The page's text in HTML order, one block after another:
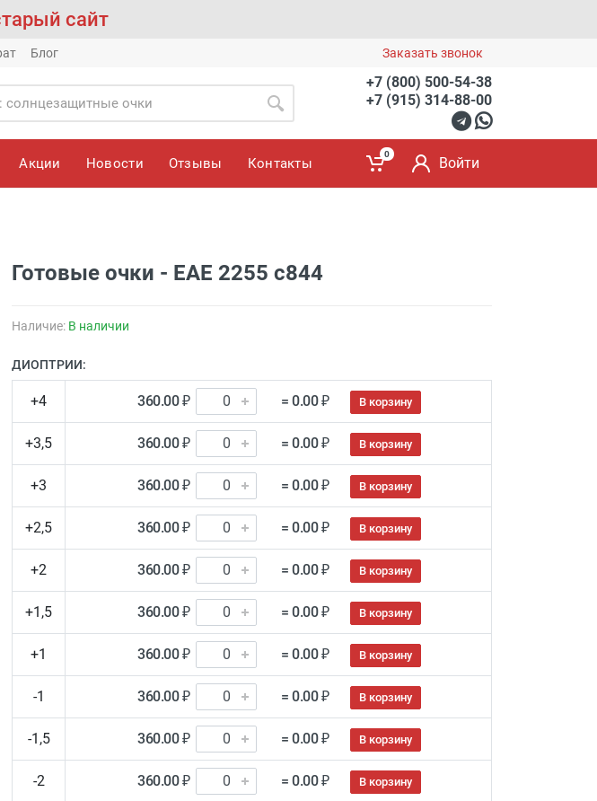
сайт
Блог Заказать звонок
+7 (800) 500-54-38
+7 (915) 314-88-00
Акции Новости Отзывы Контакты
0
Войти
Готовые очки - EAE 2255 c844
Наличие: В наличии
ДИОПТРИИ:
+4 360.00 ₽ = 0.00 ₽ В корзину
+3,5 360.00 ₽ = 0.00 ₽ В корзину
+3 360.00 ₽ = 0.00 ₽ В корзину
+2,5 360.00 ₽ = 0.00 ₽ В корзину
+2 360.00 ₽ = 0.00 ₽ В корзину
+1,5 360.00 ₽ = 0.00 ₽ В корзину
+1 360.00 ₽ = 0.00 ₽ В корзину
-1 360.00 ₽ = 0.00 ₽ В корзину
-1,5 360.00 ₽ = 0.00 ₽ В корзину
-2 360.00 ₽ = 0.00 ₽ В корзину